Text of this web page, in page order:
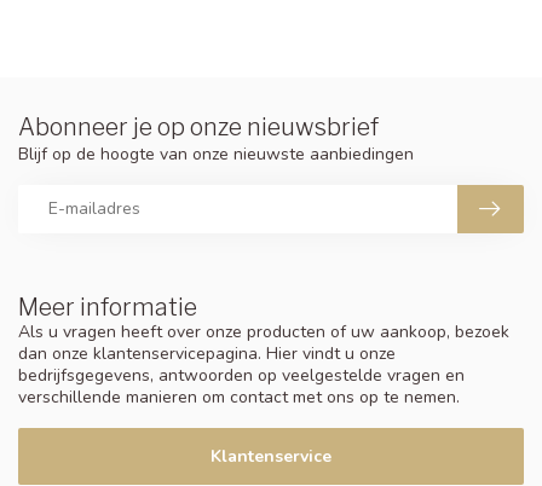
Meer informatie
Als u vragen heeft over onze producten of uw aankoop, bezoek
dan onze klantenservicepagina. Hier vindt u onze
bedrijfsgegevens, antwoorden op veelgestelde vragen en
verschillende manieren om contact met ons op te nemen.
Klantenservice
Abonneer je op onze nieuwsbrief
Blijf op de hoogte van onze nieuwste aanbiedingen